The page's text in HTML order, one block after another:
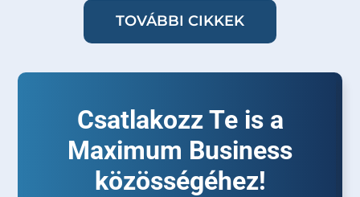
TOVÁBBI CIKKEK
Csatlakozz Te is a
Maximum Business
közösségéhez!